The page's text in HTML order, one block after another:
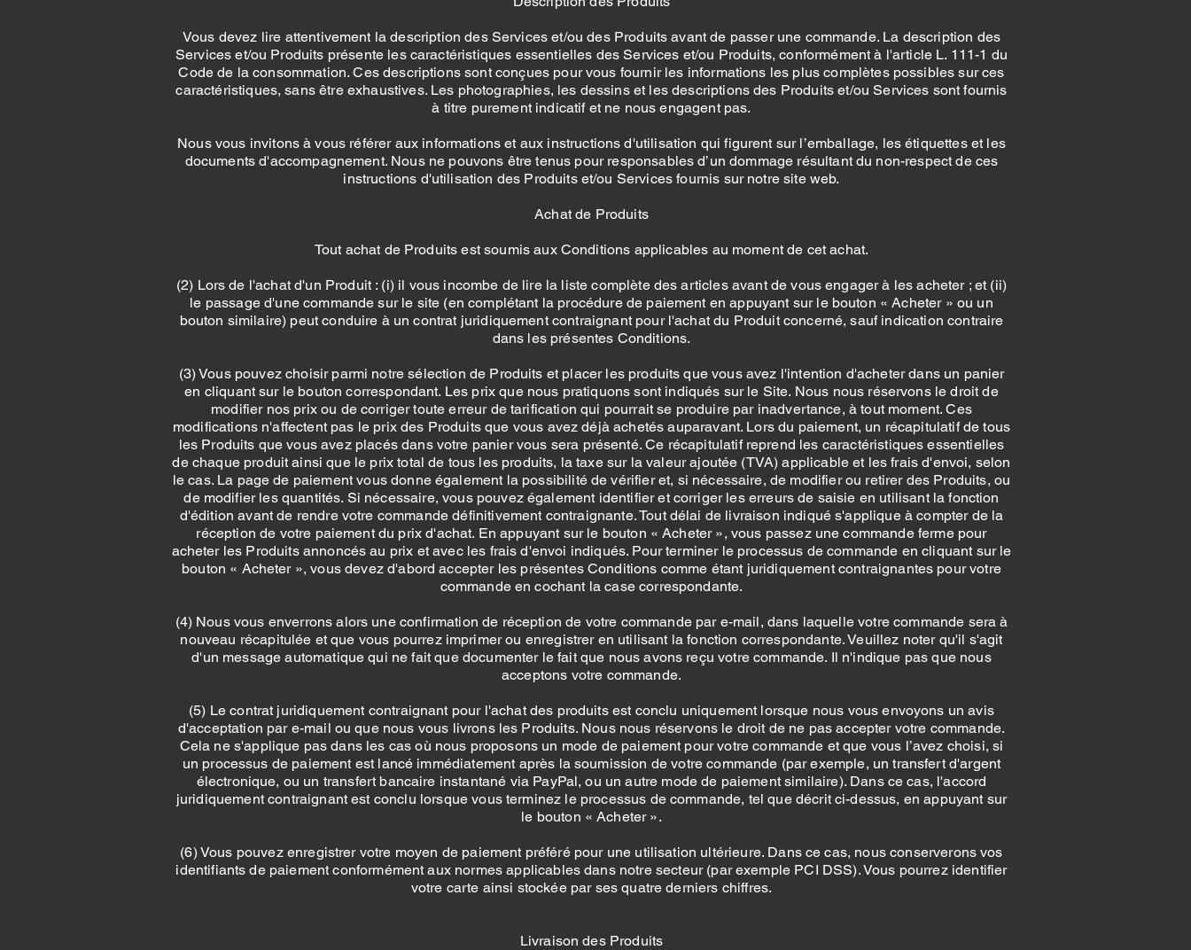
Vous devez lire attentivement la description des Services et/ou des Produits avant de passer une commande. La description des
Services et/ou Produits présente les caractéristiques essentielles des Services et/ou Produits, conformément à l'article L. 111-1 du
Code de la consommation. Ces descriptions sont conçues pour vous fournir les informations les plus complètes possibles sur ces
caractéristiques, sans être exhaustives. Les photographies, les dessins et les descriptions des Produits et/ou Services sont fournis
à titre purement indicatif et ne nous engagent pas.
Nous vous invitons à vous référer aux informations et aux instructions d'utilisation qui figurent sur l’emballage, les étiquettes et les
documents d'accompagnement. Nous ne pouvons être tenus pour responsables d’un dommage résultant du non-respect de ces
instructions d'utilisation des Produits et/ou Services fournis sur notre site web.
Achat de Produits
Tout achat de Produits est soumis aux Conditions applicables au moment de cet achat.
(2) Lors de l'achat d'un Produit : (i) il vous incombe de lire la liste complète des articles avant de vous engager à les acheter ; et (ii)
le passage d'une commande sur le site (en complétant la procédure de paiement en appuyant sur le bouton « Acheter » ou un
bouton similaire) peut conduire à un contrat juridiquement contraignant pour l'achat du Produit concerné, sauf indication contraire
dans les présentes Conditions.
(3) Vous pouvez choisir parmi notre sélection de Produits et placer les produits que vous avez l'intention d'acheter dans un panier
en cliquant sur le bouton correspondant. Les prix que nous pratiquons sont indiqués sur le Site. Nous nous réservons le droit de
modifier nos prix ou de corriger toute erreur de tarification qui pourrait se produire par inadvertance, à tout moment. Ces
modifications n'affectent pas le prix des Produits que vous avez déjà achetés auparavant. Lors du paiement, un récapitulatif de tous
les Produits que vous avez placés dans votre panier vous sera présenté. Ce récapitulatif reprend les caractéristiques essentielles
de chaque produit ainsi que le prix total de tous les produits, la taxe sur la valeur ajoutée (TVA) applicable et les frais d'envoi, selon
le cas. La page de paiement vous donne également la possibilité de vérifier et, si nécessaire, de modifier ou retirer des Produits, ou
de modifier les quantités. Si nécessaire, vous pouvez également identifier et corriger les erreurs de saisie en utilisant la fonction
d'édition avant de rendre votre commande définitivement contraignante. Tout délai de livraison indiqué s'applique à compter de la
réception de votre paiement du prix d'achat. En appuyant sur le bouton « Acheter », vous passez une commande ferme pour
acheter les Produits annoncés au prix et avec les frais d'envoi indiqués. Pour terminer le processus de commande en cliquant sur le
bouton « Acheter », vous devez d'abord accepter les présentes Conditions comme étant juridiquement contraignantes pour votre
commande en cochant la case correspondante.
(4) Nous vous enverrons alors une confirmation de réception de votre commande par e-mail, dans laquelle votre commande sera à
nouveau récapitulée et que vous pourrez imprimer ou enregistrer en utilisant la fonction correspondante. Veuillez noter qu'il s'agit
d'un message automatique qui ne fait que documenter le fait que nous avons reçu votre commande. Il n'indique pas que nous
acceptons votre commande.
(5) Le contrat juridiquement contraignant pour l'achat des produits est conclu uniquement lorsque nous vous envoyons un avis
d'acceptation par e-mail ou que nous vous livrons les Produits. Nous nous réservons le droit de ne pas accepter votre commande.
Cela ne s'applique pas dans les cas où nous proposons un mode de paiement pour votre commande et que vous l’avez choisi, si
un processus de paiement est lancé immédiatement après la soumission de votre commande (par exemple, un transfert d'argent
électronique, ou un transfert bancaire instantané via PayPal, ou un autre mode de paiement similaire). Dans ce cas, l'accord
juridiquement contraignant est conclu lorsque vous terminez le processus de commande, tel que décrit ci-dessus, en appuyant sur
le bouton « Acheter ».
(6) Vous pouvez enregistrer votre moyen de paiement préféré pour une utilisation ultérieure. Dans ce cas, nous conserverons vos
identifiants de paiement conformément aux normes applicables dans notre secteur (par exemple PCI DSS). Vous pourrez identifier
votre carte ainsi stockée par ses quatre derniers chiffres.
Livraison des Produits